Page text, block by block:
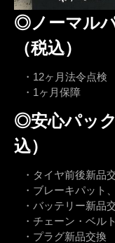
◎ノーマル
（税込）
・12ヶ月法令点検
・1ヶ月保障
◎安心パッ
込）
・タイヤ前後新品
・ブレーキパット
・バッテリー新品
・チェーン・ベル
・プラグ新品交換